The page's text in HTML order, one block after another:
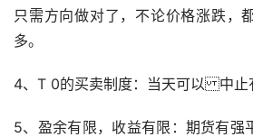
只需方向做对了，不论价格涨跌，
多。
4、T 0的买卖制度：当天可以 中止
5、盈余有限，收益有限：期货有强